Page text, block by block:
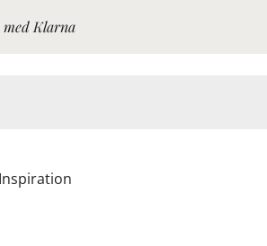
med Klarna
Inspiration